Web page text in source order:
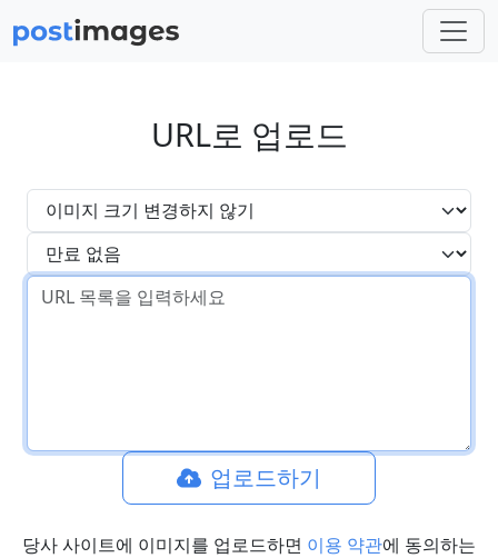
URL로 업로드
업로드하기
당사 사이트에 이미지를 업로드하면 이용 약관에 동의하는